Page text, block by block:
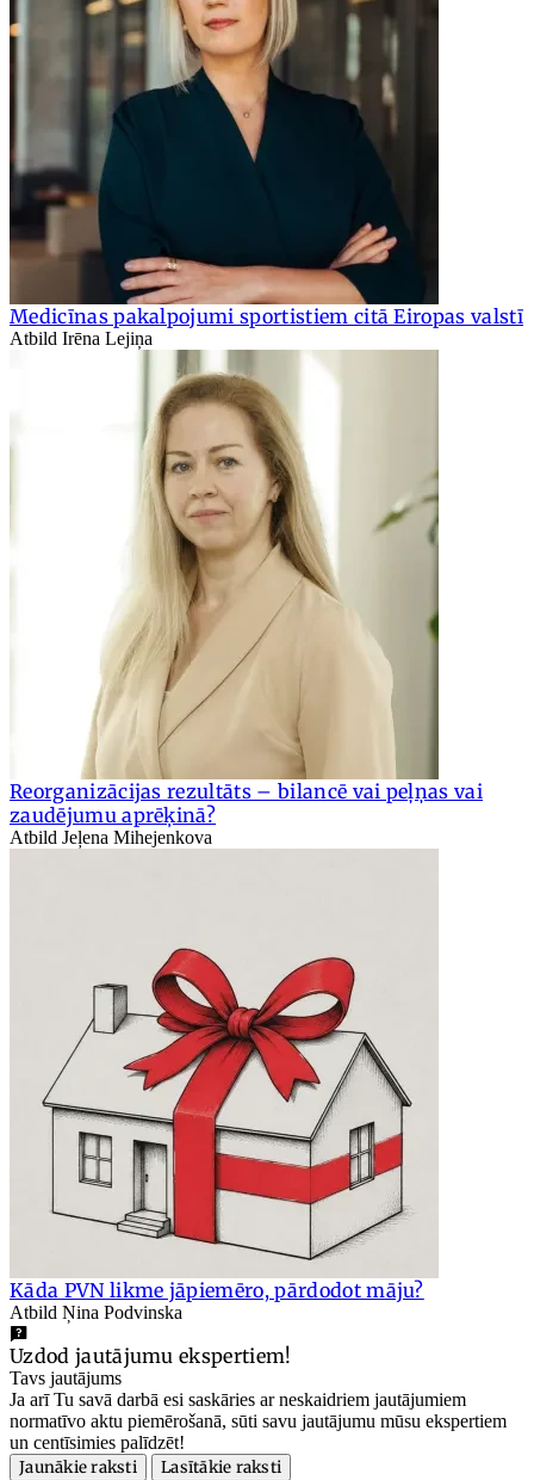
Medicīnas pakalpojumi sportistiem citā Eiropas valstī
Atbild Irēna Lejiņa
Reorganizācijas rezultāts – bilancē vai peļņas vai
zaudējumu aprēķinā?
Atbild Jeļena Mihejenkova
Kāda PVN likme jāpiemēro, pārdodot māju?
Atbild Ņina Podvinska
Uzdod jautājumu ekspertiem!
Tavs jautājums
Ja arī Tu savā darbā esi saskāries ar neskaidriem jautājumiem
normatīvo aktu piemērošanā, sūti savu jautājumu mūsu ekspertiem
un centīsimies palīdzēt!
Jaunākie raksti
Lasītākie raksti